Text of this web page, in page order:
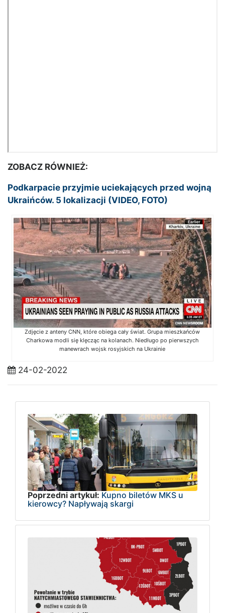
ZOBACZ RÓWNIEŻ:
Podkarpacie przyjmie uciekających przed wojną
Ukraińców. 5 lokalizacji (VIDEO, FOTO)
Zdjęcie z anteny CNN, które obiega cały świat. Grupa mieszkańców
Charkowa modli się klęcząc na kolanach. Niedługo po pierwszych
manewrach wojsk rosyjskich na Ukrainie
24-02-2022
Poprzedni artykuł: Kupno biletów MKS u
kierowcy? Napływają skargi